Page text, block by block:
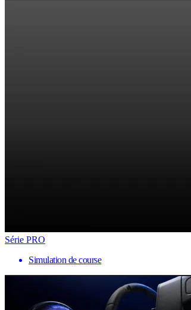
Série PRO
Simulation de course